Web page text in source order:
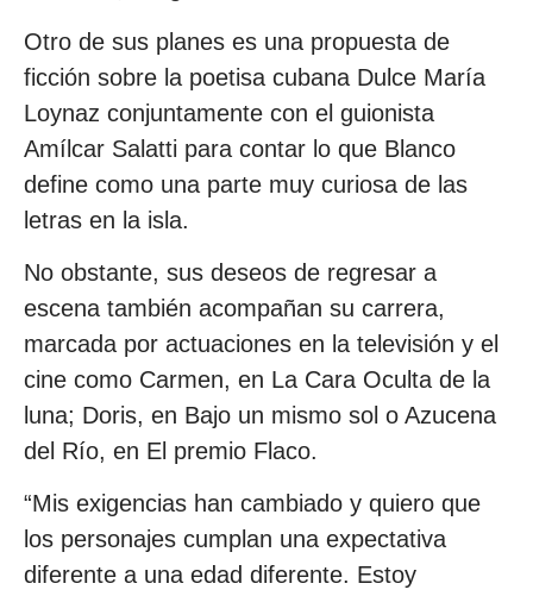
Otro de sus planes es una propuesta de
ficción sobre la poetisa cubana Dulce María
Loynaz conjuntamente con el guionista
Amílcar Salatti para contar lo que Blanco
define como una parte muy curiosa de las
letras en la isla.
No obstante, sus deseos de regresar a
escena también acompañan su carrera,
marcada por actuaciones en la televisión y el
cine como Carmen, en La Cara Oculta de la
luna; Doris, en Bajo un mismo sol o Azucena
del Río, en El premio Flaco.
“Mis exigencias han cambiado y quiero que
los personajes cumplan una expectativa
diferente a una edad diferente. Estoy